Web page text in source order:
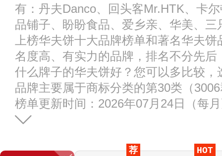
有：丹夫Danco、回头客Mr.HTK、卡
品铺子、盼盼食品、爱乡亲、华美、
上榜华夫饼十大品牌榜单和著名华夫
名度高、有实力的品牌，排名不分先
什么牌子的华夫饼好？您可以多比较
品牌主要属于商标分类的第30类（
榜单更新时间：2026年07月24日（每
荐 HOT